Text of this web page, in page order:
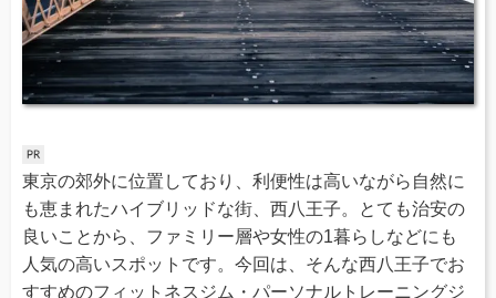
東京の郊外に位置しており、利便性は高いながら自然に
も恵まれたハイブリッドな街、西八王子。とても治安の
良いことから、ファミリー層や女性の1暮らしなどにも
人気の高いスポットです。今回は、そんな西八王子でお
すすめのフィットネスジム・パーソナルトレーニングジ